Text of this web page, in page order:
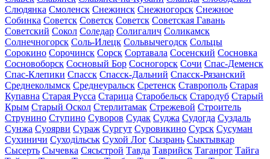
Слюдянка Смоленск Снежинск Снежногорск Снежное
Собинка Советск Советск Советск Советская Гавань
Советский Сокол Соледар Солигалич Соликамск
Солнечногорск Соль-Илецк Сольвычегодск Сольцы
Сорокино Сорочинск Сорск Сортавала Сосенский Сосновка
Сосновоборск Сосновый Бор Сосногорск Сочи Спас-Деменск
Спас-Клепики Спасск Спасск-Дальний Спасск-Рязанский
Среднеколымск Среднеуральск Сретенск Ставрополь Старая
Купавна Старая Русса Старица Старобельск Стародуб Старый
Крым Старый Оскол Стерлитамак Стрежевой Строитель
Струнино Ступино Суворов Судак Суджа Судогда Суздаль
Сунжа Суоярви Сураж Сургут Суровикино Сурск Сусуман
Сухиничи Суходільськ Сухой Лог Сызрань Сыктывкар
Сысерть Сычевка Сясьстрой Тавда Таврийск Таганрог Тайга